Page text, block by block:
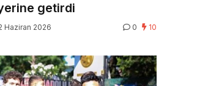
getirdi
Haziran 2026 0 10